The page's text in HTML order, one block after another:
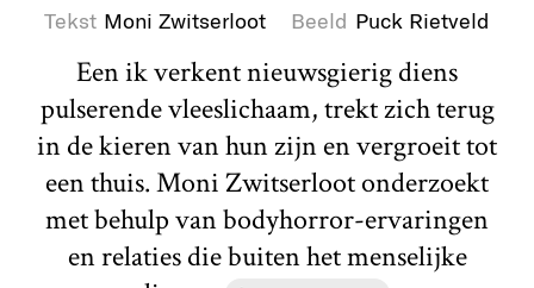
Tekst Moni Zwitserloot Beeld Puck Rietveld
Een ik verkent nieuwsgierig diens
pulserende vleeslichaam, trekt zich terug
in de kieren van hun zijn en vergroeit tot
een thuis. Moni Zwitserloot onderzoekt
met behulp van bodyhorror-ervaringen
en relaties die buiten het menselijke